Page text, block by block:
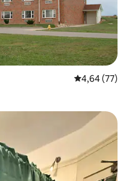
Gemiddelde
4,64 (77)